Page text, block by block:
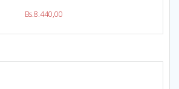
Bs.8.440,00